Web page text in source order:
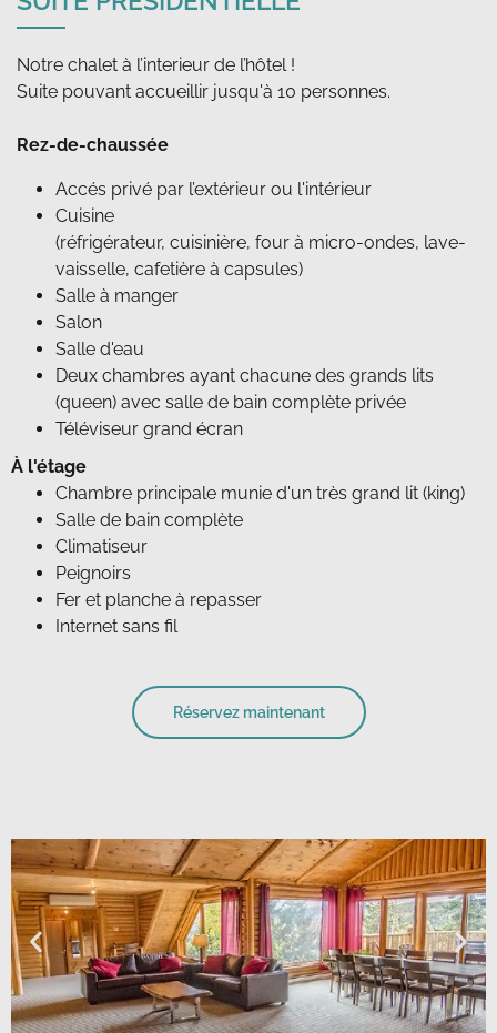
Notre chalet à l’interieur de l’hôtel !
Suite pouvant accueillir jusqu'à 10 personnes.
Rez-de-chaussée
Accés privé par l’extérieur ou l'intérieur
Cuisine
(réfrigérateur, cuisinière, four à micro-ondes, lave-
vaisselle, cafetière à capsules)
Salle à manger
Salon
Salle d'eau
Deux chambres ayant chacune des grands lits
(queen) avec salle de bain complète privée
Téléviseur grand écran
À l'étage
Chambre principale munie d'un très grand lit (king)
Salle de bain complète
Climatiseur
Peignoirs
Fer et planche à repasser
Internet sans fil
Réservez maintenant